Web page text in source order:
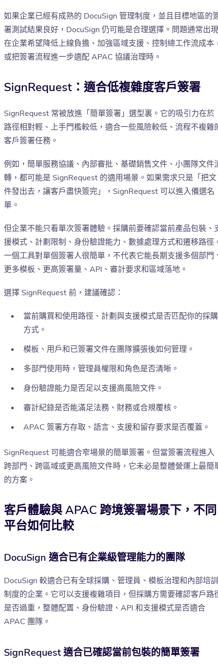
如果企業已經有成熟的 DocuSign 管理制度，並且目標地區的
署測試結果良好，DocuSign 仍可能是合理選擇。問題通常出現
在企業希望降低上線負擔、加強區域支援、控制總工作流成本
或把簽署流程進一步適配 APAC 協議治理時。
SignRequest：適合低複雜度客戶簽署
SignRequest 常被放進「簡單簽署」選型裏。它的吸引力在於
路徑相對輕、上手門檻較低，適合一些風險較低、流程不複雜
客戶簽署任務。
例如，簡單服務協議、內部審批、基礎銷售文件、小團隊文件
轉，都可能是 SignRequest 的適用場景。如果需求只是「把文
件發出去，讓客戶盡快簽完」，SignRequest 可以進入備選名
單。
但企業不能只看單次簽署體驗。採購前要確認當前產品包裝、
援模式、計劃限制、身份驗證能力、數據處理方式和遷移路徑
一個工具對單個簽署人很簡單，不代表它能長期支援多個部門
更多模板、更高簽署量、API、審計要求和區域落地。
選擇 SignRequest 前，建議確認：
當前購買和使用路徑、計劃與支援模式是否匹配你的採購
方式。
模板、用戶和已簽署文件在團隊擴張後如何管理。
多部門使用時，管理員權限和角色是否清晰。
身份驗證能力是否足以支援高風險文件。
審計紀錄是否能滿足法務、財務或合規覆核。
APAC 簽署方存取、語言、支援和留存要求是否覆蓋。
SignRequest 可能適合窄場景的簡單簽署。但當簽署流程進入
跨部門、跨區域或更高風險文件時，它未必是整體營運上最簡
的方案。
客戶體驗與 APAC 跨境簽署場景下，不同
平台如何比較
DocuSign 適合已有企業級管理能力的團隊
DocuSign 較適合已有全球採購、管理員、模板治理和內部培訓
制度的企業。它可以支援複雜項目，但採購方需要確認客戶路
是否過重，整體配置、身份驗證、API 和支援模式是否適合
APAC 團隊。
SignRequest 適合已確認當前包裝的簡單簽署